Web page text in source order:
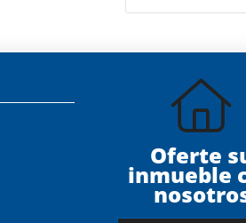
Oferte
inmueble